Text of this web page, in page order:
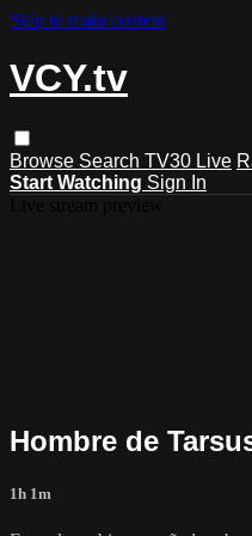
Skip to main content
VCY.tv
Browse Search TV30 Live
Start Watching Sign In
Hombre de
1h 1m